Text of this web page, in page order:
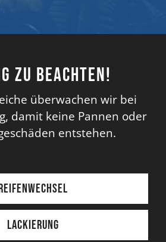
zu beachten!
überwachen wir bei
damit keine Pannen oder
entstehen.
Lackierung